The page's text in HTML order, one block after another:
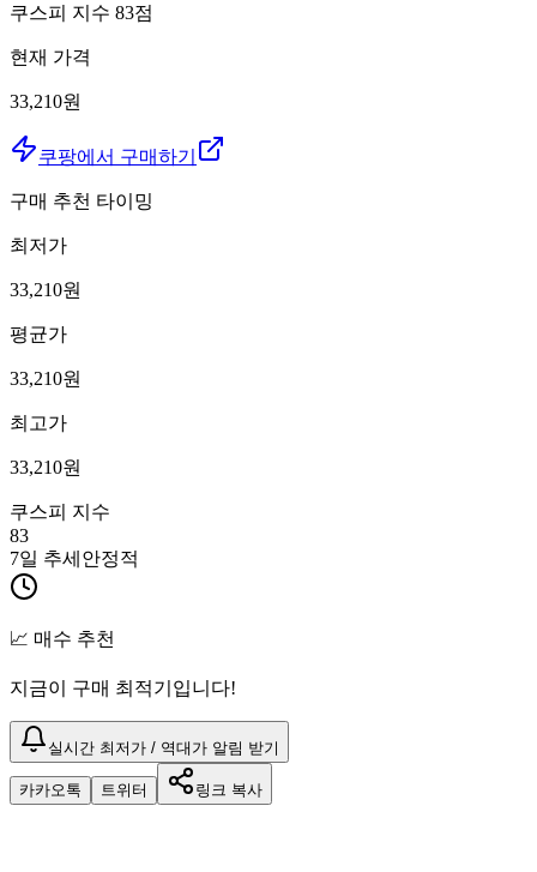
쿠스피 지수 83점
현재 가격
33,210원
쿠팡에서 구매하기
구매 추천 타이밍
최저가
33,210원
평균가
33,210원
최고가
33,210원
쿠스피 지수
83
7일 추세 안정적
📈 매수 추천
지금이 구매 최적기입니다!
실시간 최저가 / 역대가 알림 받기
카카오톡 트위터 링크 복사